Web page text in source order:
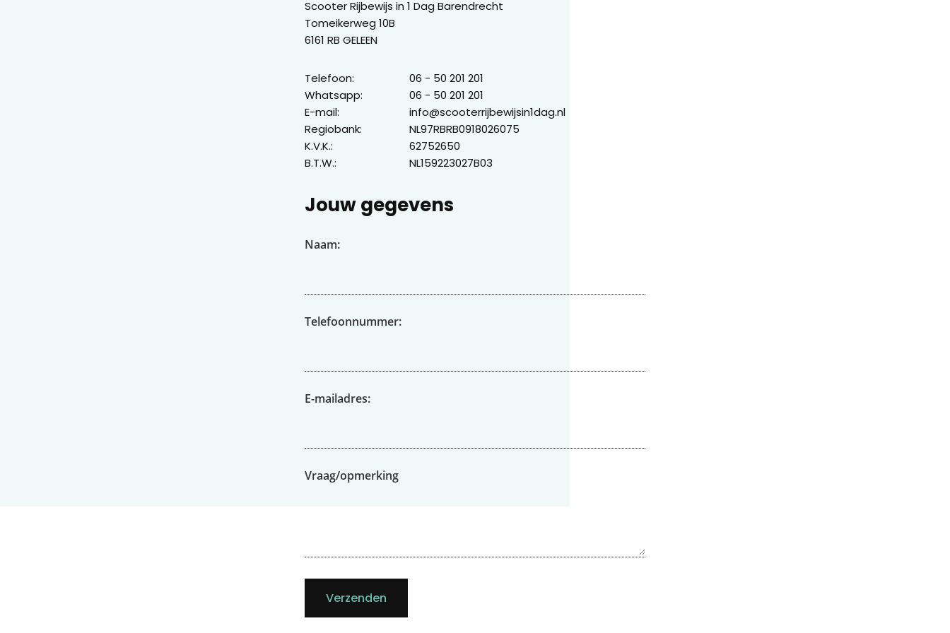
Scooter Rijbewijs in 1 Dag Barendrecht
Tomeikerweg 10B
6161 RB GELEEN
Telefoon:
06 - 50 201 201
Whatsapp:
06 - 50 201 201
E-mail:
info@scooterrijbewijsin1dag.nl
Regiobank:
NL97RBRB0918026075
K.V.K.:
62752650
B.T.W.:
NL159223027B03
Jouw gegevens
Naam:
Telefoonnummer:
E-mailadres:
Vraag/opmerking
Verzenden